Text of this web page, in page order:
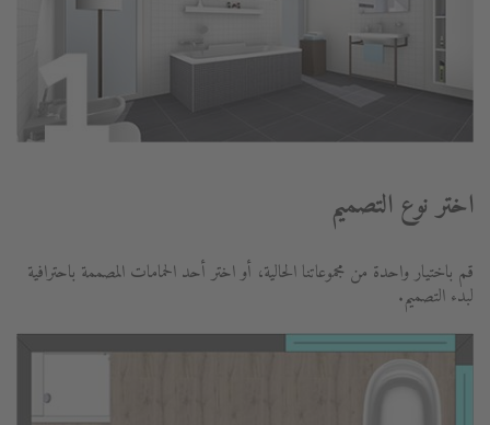
اختر نوع التصميم
قم باختيار واحدة من مجموعاتنا الحالية، أو اختر أحد الحمامات المصممة باحترافية
لبدء التصميم.